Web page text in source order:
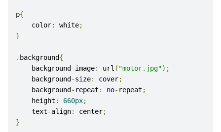
p{
    color
: white;
}
. background{
    background
-image: url ( "motor.jpg");
    background
-size: cover;
    background
- repeat : no- repeat ;
    height
: 660px;
    text
-align: center;
}